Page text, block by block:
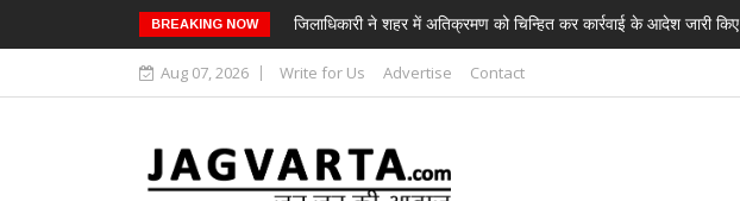
BREAKING NOW जिलाधिकारी ने शहर में अतिक्रमण को चिन्हित कर कार्रवाई के आदेश जारी किए
Aug 07, 2026 Write for Us Advertise Contact